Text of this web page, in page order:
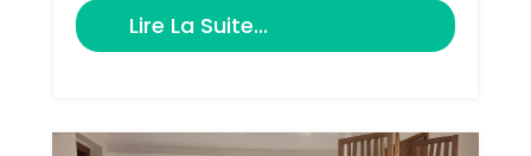
Lire La Suite...